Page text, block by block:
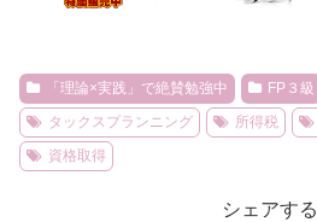
「理論×実践」で絶賛勉強中 FP３級
タックスプランニング
所得税
資格取得
シェアする